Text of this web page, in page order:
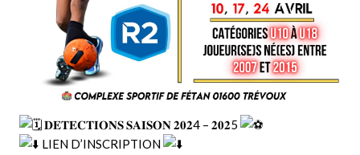
𝐃𝐄𝐓𝐄𝐂𝐓𝐈𝐎𝐍𝐒 𝐒𝐀𝐈𝐒𝐎𝐍 𝟐𝟎𝟐4 – 𝟐𝟎𝟐5
LIEN D’INSCRIPTION